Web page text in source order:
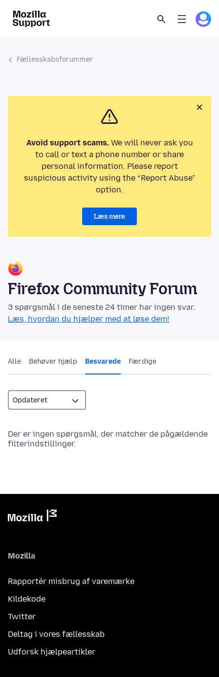
Fællesskabsforummer
Avoid support scams.We will never ask you
to call or text a phone number or share
personal information. Please report
suspicious activity using the “Report Abuse”
option.
Læs mere
Firefox Community Forum
3 spørgsmål i de seneste 24 timer har ingen svar.
Læs, hvordan du hjælper med at løse dem!
Alle Behøver hjælp Besvarede Færdige
Der er ingen spørgsmål, der matcher de pågældende
filterindstillinger.
Mozilla
Rapportér misbrug af varemærke
Kildekode
Twitter
Deltag i vores fællesskab
Udforsk hjælpeartikler